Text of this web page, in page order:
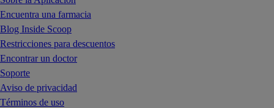
Encuentra una farmacia
Blog Inside Scoop
Restricciones para descuentos
Encontrar un doctor
Soporte
Aviso de privacidad
Términos de uso